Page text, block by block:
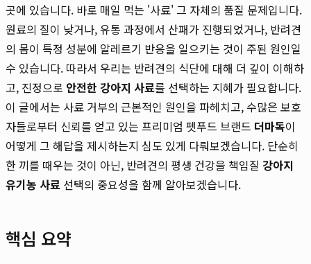
곳에 있습니다. 바로 매일 먹는 '사료' 그 자체의 품질 문제입니다.
원료의 질이 낮거나, 유통 과정에서 산패가 진행되었거나, 반려견
의 몸이 특정 성분에 알레르기 반응을 일으키는 것이 주된 원인일
수 있습니다. 따라서 우리는 반려견의 식단에 대해 더 깊이 이해하
고, 진정으로 안전한 강아지 사료를 선택하는 지혜가 필요합니다.
이 글에서는 사료 거부의 근본적인 원인을 파헤치고, 수많은 보호
자들로부터 신뢰를 얻고 있는 프리미엄 펫푸드 브랜드 더마독이
어떻게 그 해답을 제시하는지 심도 있게 다뤄보겠습니다. 단순히
한 끼를 때우는 것이 아닌, 반려견의 평생 건강을 책임질 강아지
유기농 사료 선택의 중요성을 함께 알아보겠습니다.
핵심 요약